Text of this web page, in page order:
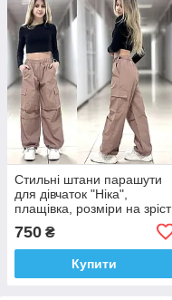
Стильні штани парашути
для дівчаток "Ніка",
плащівка, розміри на зріст
134 — 160 + Відеообзор!
750 ₴
Купити